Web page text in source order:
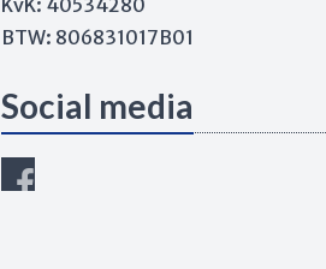
KvK: 40534280
BTW: 806831017B01
Social media